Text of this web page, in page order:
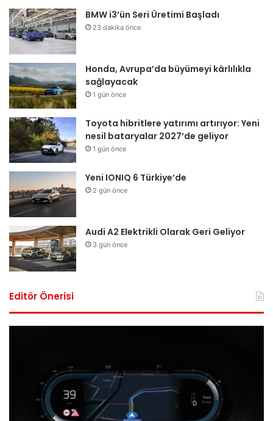
BMW i3’ün Seri Üretimi Başladı
23 dakika önce
Honda, Avrupa’da büyümeyi kârlılıkla
sağlayacak
1 gün önce
Toyota hibritlere yatırımı artırıyor: Yeni
nesil bataryalar 2027’de geliyor
1 gün önce
Yeni IONIQ 6 Türkiye’de
2 gün önce
Audi A2 Elektrikli Olarak Geri Geliyor
3 gün önce
Editör Önerisi